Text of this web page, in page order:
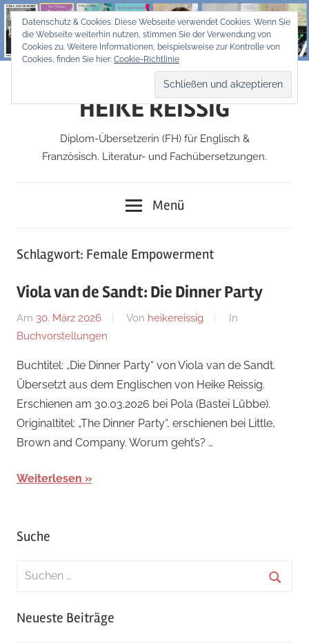
Zum
Inhalt
springen
HEIKE REISSIG
Diplom-Übersetzerin (FH) für Englisch &
Französisch. Literatur- und Fachübersetzungen.
Menü
Schlagwort: Female Empowerment
Viola van de Sandt: Die Dinner Party
Am 30. März 2026 Von heikereissig
In
Buchvorstellungen
Buchtitel: „Die Dinner Party“ von Viola van de Sandt.
Übersetzt aus dem Englischen von Heike Reissig.
Erschienen am 30.03.2026 bei Pola (Bastei Lübbe).
Originaltitel: „The Dinner Party“, erschienen bei Little,
Brown and Company. Worum geht’s? …
Weiterlesen
Suche
Suchen
Neueste Beiträge
Datenschutz & Cookies: Diese Webseite verwendet Cookies. Wenn Sie
die Webseite weiterhin nutzen, stimmen Sie der Verwendung von
Cookies zu. Weitere Informationen, beispielsweise zur Kontrolle von
Cookies, finden Sie hier: Cookie-Richtlinie